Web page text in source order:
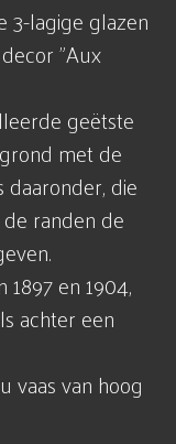
3-lagige glazen
"Aux
geëtste
met de
die
randen de
en 1904,
achter een
vaas van hoog